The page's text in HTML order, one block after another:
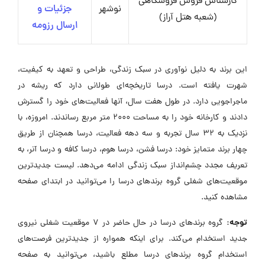
(شعبه هتل آراز)
نوشهر
جزئیات و
ارسال رزومه
این برند به دلیل نوآوری در سبک زندگی، طراحی و تعهد به کیفیت،
شهرت یافته است. درسا تاریخچه‌ای طولانی دارد که ریشه در
ماجراجویی دارد. در طول هفت سال، آنها فعالیت‌های خود را گسترش
دادند و کارخانه خود را به مساحت ۲۰۰۰ متر مربع رساندند. امروزه، با
نزدیک به ۳۲ سال تجربه و سه دهه فعالیت، درسا همچنان از طریق
چهار برند متمایز خود: درسا فشن، درسا هوم، درسا کافه و درسا آنر، به
تعریف مجدد چشم‌انداز سبک زندگی ادامه می‌دهد. لیست جدیدترین
موقعیت‌های شغلی گروه برندهای درسا را می‌توانید در ابتدای صفحه
مشاهده کنید.
توجه:
گروه برندهای درسا در حال حاضر در ۷ موقعیت شغلی نیروی
جدید استخدام می‌کند. برای اینکه همواره از جدیدترین فرصت‌های
استخدام گروه برندهای درسا مطلع باشید، می‌توانید به صفحه